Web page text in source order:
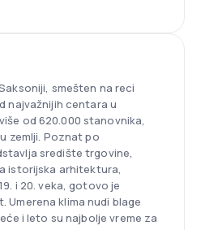
smešten na reci
najvažnijih centara u
od 620.000 stanovnika,
zemlji. Poznat po
središte trgovine,
istorijska arhitektura,
i 20. veka, gotovo je
klima nudi blage
i leto su najbolje vreme za